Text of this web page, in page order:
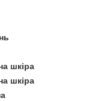
шкіра
шкіра